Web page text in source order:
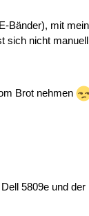
Bänder), mit
sich nicht
Brot nehmen
5809e und